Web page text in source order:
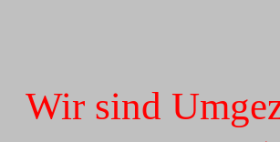
Wir sind